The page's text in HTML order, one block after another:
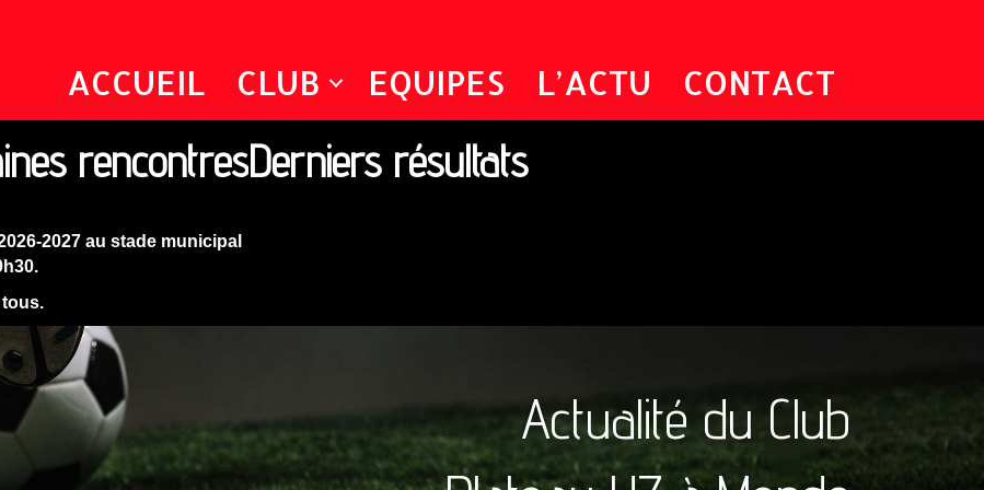
ACCUEIL CLUB EQUIPES L’ACTU CONTACT
rencontresDerniers résultats
2027 au stade municipal
tous.
Actualité du Club